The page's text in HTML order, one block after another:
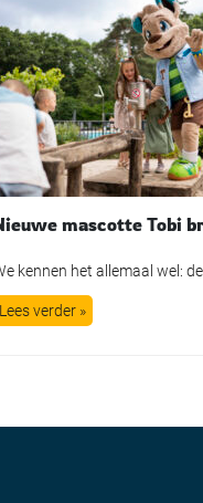
Lees verder »